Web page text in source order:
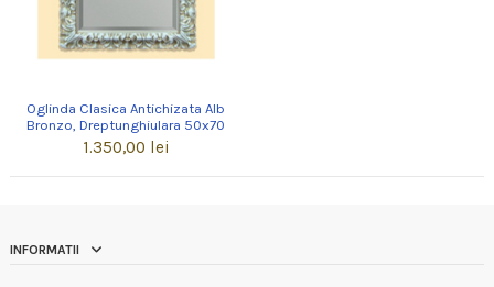
Oglinda Clasica Antichizata Alb
Bronzo, Dreptunghiulara 50x70
1.350,00 lei
INFORMATII